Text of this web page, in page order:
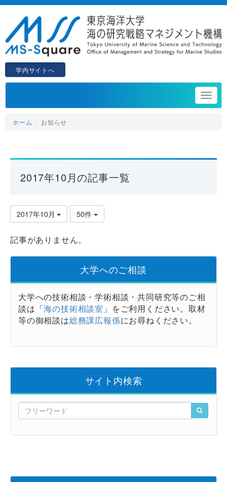
学内サイトへ
ホーム お知らせ
2017年10月の記事一覧
2017年10月 50件
記事がありません。
大学へのご相談
大学への技術相談・学術相談・共同研究等のご相
談は「海の技術相談室 」をご利用ください。取材
等の御相談は総務課広報係にお尋ねください。
サイト内検索